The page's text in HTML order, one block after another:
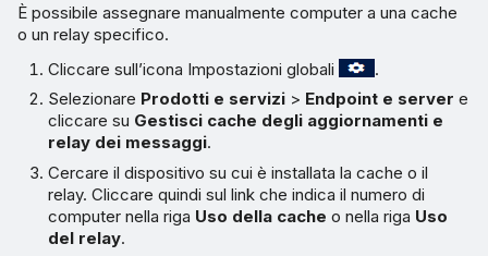
È possibile assegnare manualmente computer a una cache
o un relay specifico.
Cliccare sull’icona Impostazioni globali
.
Selezionare Prodotti e servizi > Endpoint e server e
cliccare su Gestisci cache degli aggiornamenti e
relay dei messaggi.
Cercare il dispositivo su cui è installata la cache o il
relay. Cliccare quindi sul link che indica il numero di
computer nella riga Uso della cache o nella riga Uso
del relay.